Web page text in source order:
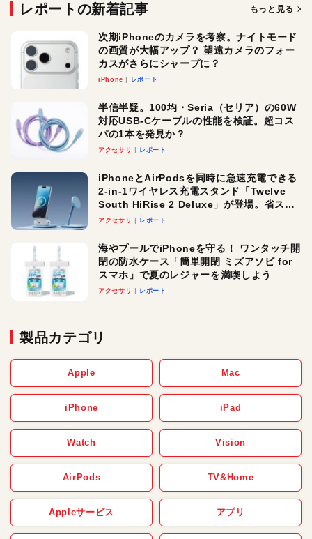
レポートの新着記事 もっと見る
次期iPhoneのカメラを考察。ナイトモード
の画質が大幅アップ？ 望遠カメラのフォー
カスがさらにシャープに？
iPhone レポート
半信半疑。100均・Seria（セリア）の60W
対応USB-Cケーブルの性能を検証。超コス
パの1本を発見か？
アクセサリ レポート
iPhoneとAirPodsを同時に急速充電できる
2-in-1ワイヤレス充電スタンド「Twelve
South HiRise 2 Deluxe」が登場。省スペ
ースでおしゃれに充電したい人にオスス
アクセサリ レポート
海やプールでiPhoneを守る！ ワンタッチ開
閉の防水ケース「簡単開閉 ミズアソビ for
スマホ」で夏のレジャーを満喫しよう
アクセサリ レポート
製品カテゴリ
Apple Mac
iPhone iPad
Watch Vision
AirPods TV&Home
Appleサービス アプリ